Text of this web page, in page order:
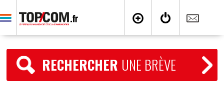
RECHERCHER UNE BRÈVE